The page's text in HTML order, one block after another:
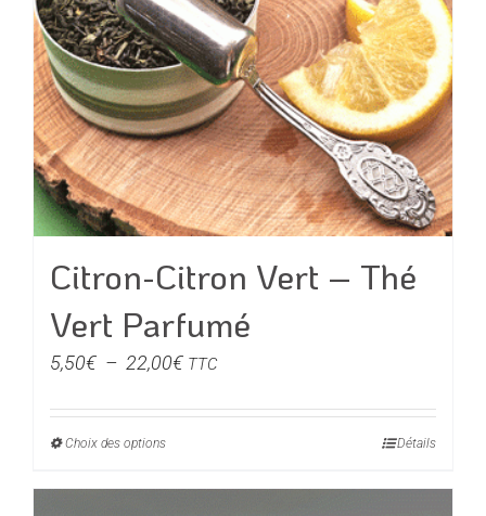
Citron-Citron Vert – Thé
Vert Parfumé
5,50€ – 22,00€Plage
prix :
TTC
Choix des optionsCe
Détails